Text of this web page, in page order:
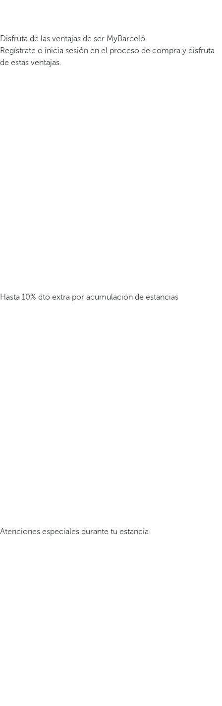
Disfruta de las ventajas de ser MyBarceló
Regístrate o inicia sesión en el proceso de compra y disfruta
de estas ventajas.
Hasta 10% dto extra por acumulación de estancias
Atenciones especiales durante tu estancia